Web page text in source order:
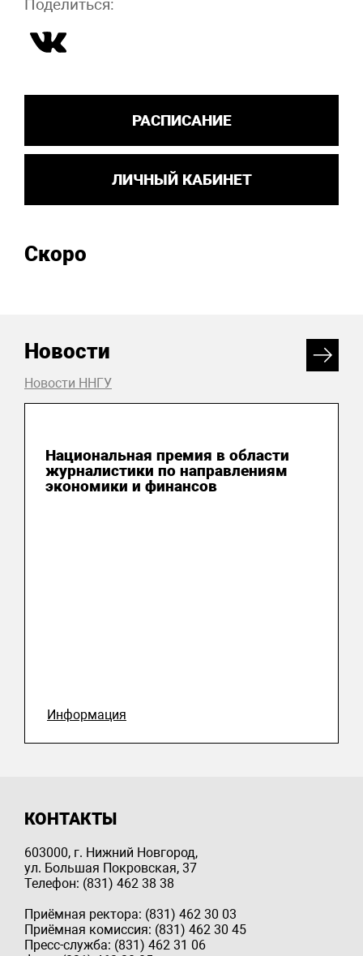
Поделиться:
РАСПИСАНИЕ
ЛИЧНЫЙ КАБИНЕТ
Скоро
Новости
Новости ННГУ
Национальная премия в области
журналистики по направлениям
экономики и финансов
Информация
КОНТАКТЫ
603000, г. Нижний Новгород,
ул. Большая Покровская, 37
Телефон: (831) 462 38 38
Приёмная ректора: (831) 462 30 03
Приёмная комиссия: (831) 462 30 45
Пресс-служба: (831) 462 31 06